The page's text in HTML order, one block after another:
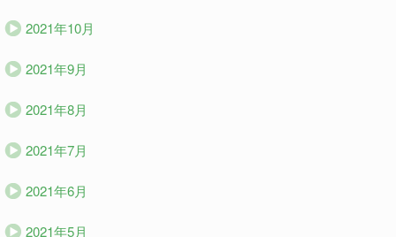
2021年10月
2021年9月
2021年8月
2021年7月
2021年6月
2021年5月